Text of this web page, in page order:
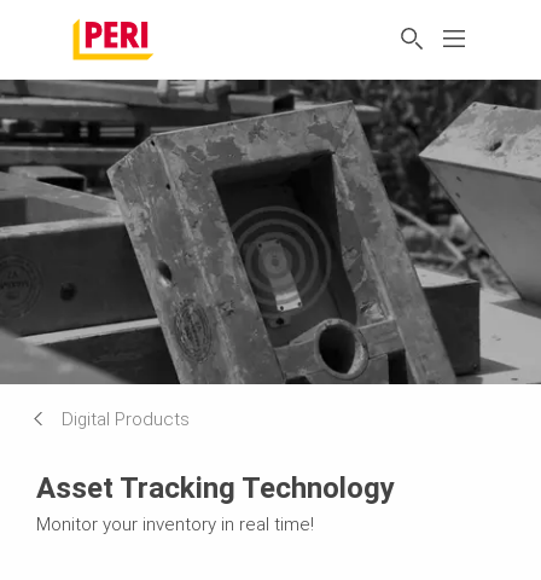
Digital Products
Asset Tracking Technology
Monitor your inventory in real time!